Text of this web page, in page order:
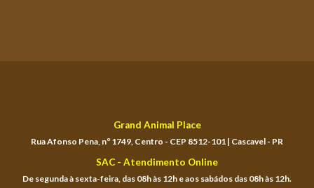
Grand Animal Place
Rua Afonso Pena, nº 1749, Centro - CEP 8512-101 | Cascavel - PR
SAC - Atendimento Online
De segunda à sexta-feira, das 08h às 12h e aos sabádos das 08h às 12h.